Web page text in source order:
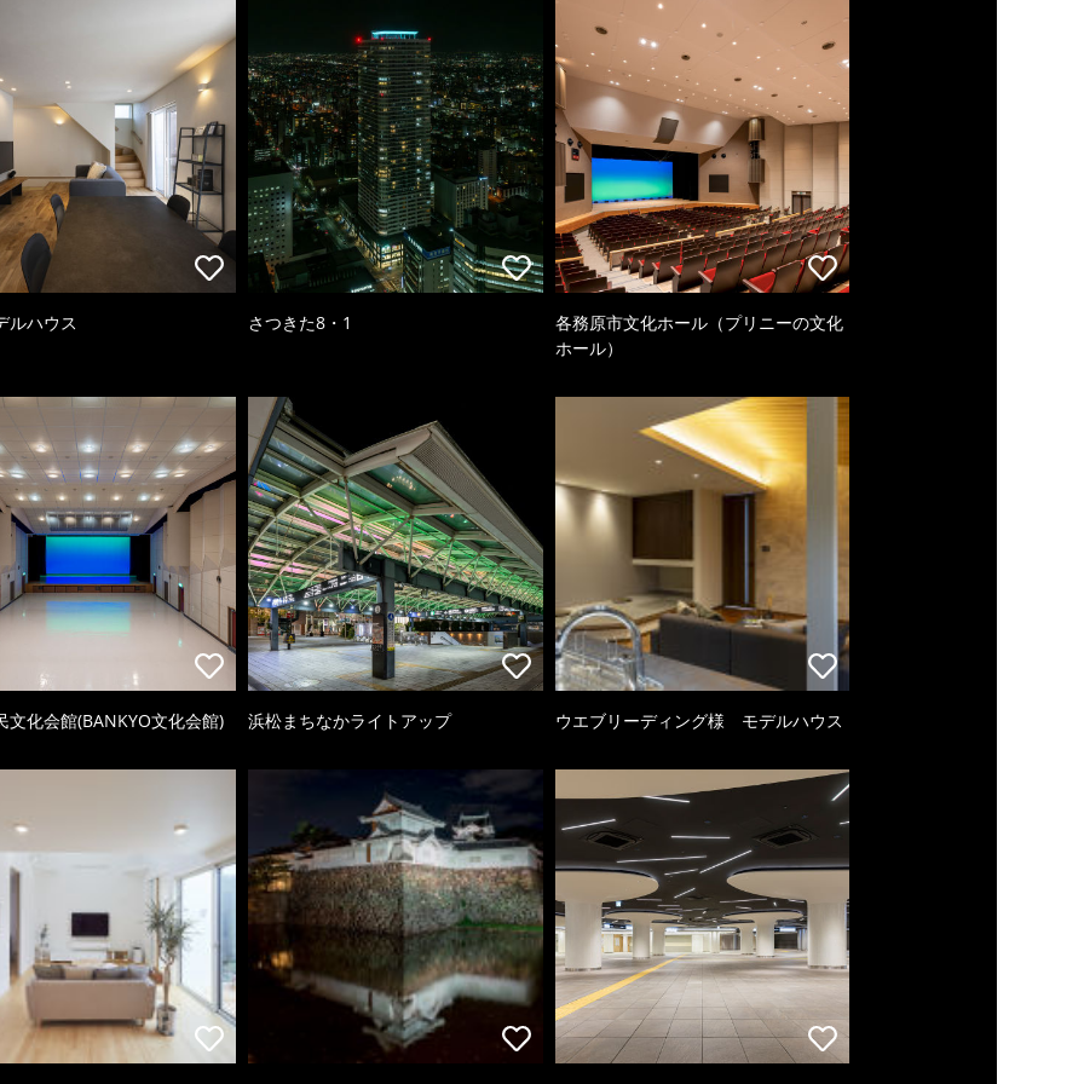
ルハウス さつきた8・1
各務原市文化ホール（プリニーの文化
ホール）
文化会館(BANKYO文化会館) 浜松まちなかライトアップ ウエブリーディング様 モデルハウス